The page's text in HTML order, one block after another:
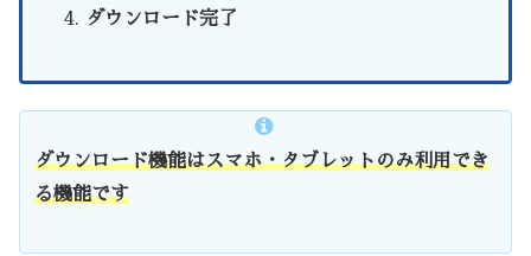
ダウンロード完了
ダウンロード機能はスマホ・タブレットのみ利用でき
る機能です